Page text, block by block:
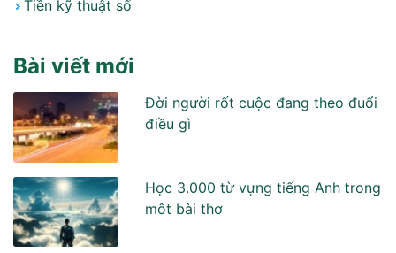
Tiền kỹ thuật số
Bài viết mới
Đời người rốt cuộc đang theo đuổi
điều gì
Học 3.000 từ vựng tiếng Anh trong
môt bài thơ